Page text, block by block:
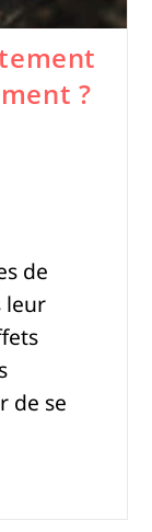
?
de
leur
de se